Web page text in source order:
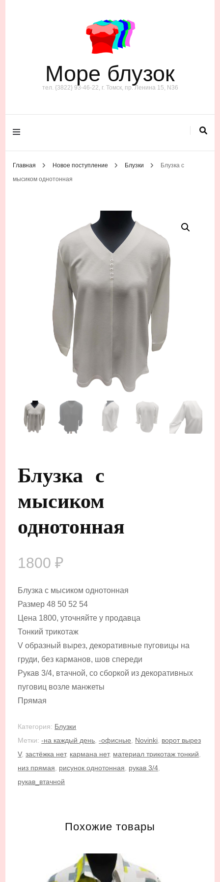
Море блузок
тел. {3822} 93-46-22, г. Томск, пр. Ленина 15, N36
Главная Новое поступление Блузки
Блузка с
мысиком однотонная
Блузка с
мысиком
однотонная
1800₽
Блузка с мысиком однотонная
Размер 48 50 52 54
Цена 1800, уточняйте у продавца
Тонкий трикотаж
V образный вырез, декоративные пуговицы на
груди, без карманов, шов спереди
Рукав 3/4, втачной, со сборкой из декоративных
пуговиц возле манжеты
Прямая
Категория: Блузки
Метки:-на каждый день ,-офисные Novinki ворот вырез
V,застёжка нет, кармана нет, материал трикотаж тонкий
низ прямая
рисунок однотонная рукав 3/4
рукав_втачной
Похожие товары